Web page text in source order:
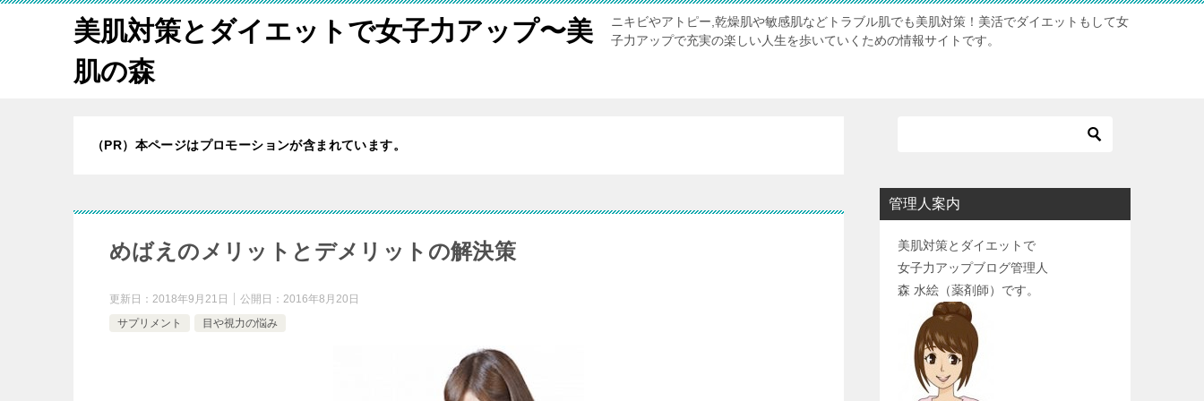
美肌対策とダイエットで女子力アップ〜美
肌の森
ニキビやアトピー,乾燥肌や敏感肌などトラブル肌でも美肌対策！美活でダイエットもして女
子力アップで充実の楽しい人生を歩いていくための情報サイトです。
（PR）本ページはプロモーションが含まれています。
めばえのメリットとデメリットの解決策
更新日： 2018年9月21日 公開日： 2016年8月20日
サプリメント
目や視力の悩み
管理人案内
美肌対策とダイエットで
女子力アップブログ管理人
森 水絵（薬剤師）です。